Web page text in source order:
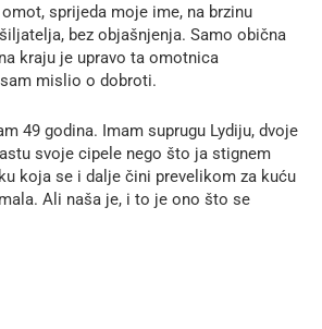
sprijeda moje ime, na brzinu
bez objašnjenja. Samo obična
kraju je upravo ta omotnica
mislio o dobroti.
49 godina. Imam suprugu Lydiju, dvoje
svoje cipele nego što ja stignem
koja se i dalje čini prevelikom za kuću
Ali naša je, i to je ono što se